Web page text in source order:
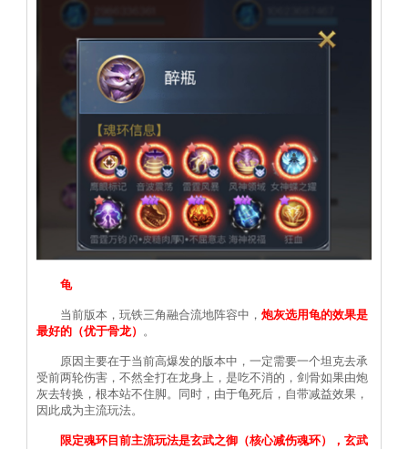
龟
当前版本，玩铁三角融合流地阵容中，炮灰选用龟的效果是
最好的（优于骨龙） 。
原因主要在于当前高爆发的版本中，一定需要一个坦克去承
受前两轮伤害，不然全打在龙身上，是吃不消的，剑骨如果由炮
灰去转换，根本站不住脚。同时，由于龟死后，自带减益效果，
因此成为主流玩法。
限定魂环目前主流玩法是玄武之御（核心减伤魂环），玄武